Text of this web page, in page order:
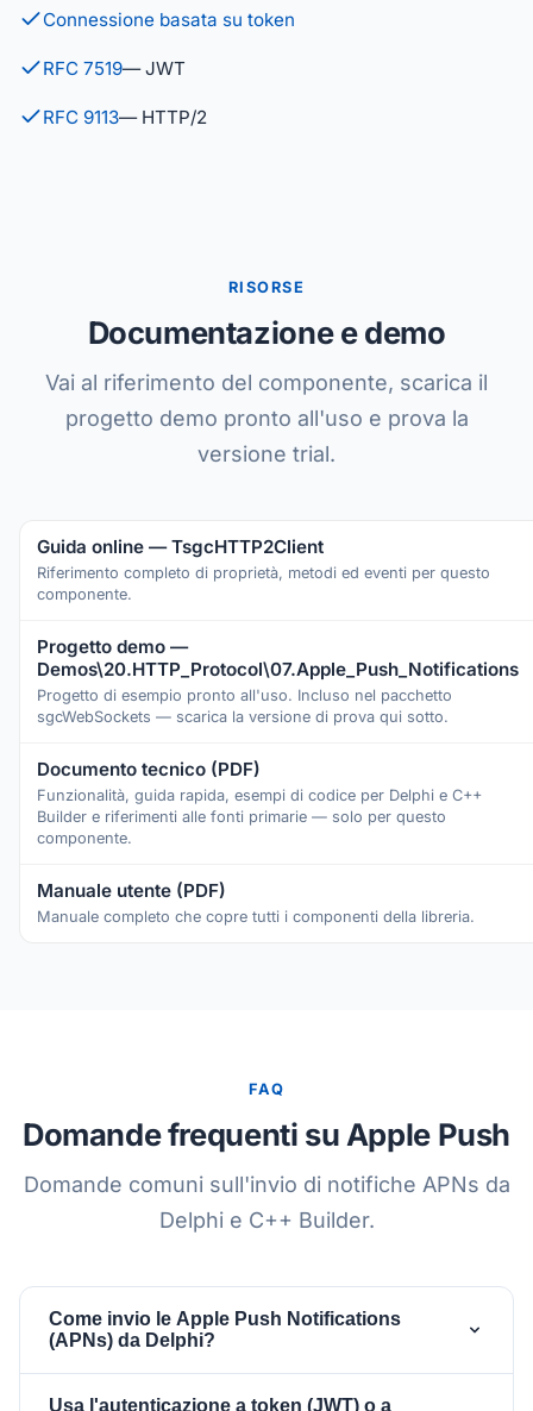
Connessione basata su token
RFC 7519— JWT
RFC 9113— HTTP/2
RISORSE
Documentazione e demo
Vai al riferimento del componente, scarica il
progetto demo pronto all'uso e prova la
versione trial.
Guida online — TsgcHTTP2Client
Riferimento completo di proprietà, metodi ed eventi per questo
componente.
Progetto demo —
Demos\20.HTTP_Protocol\07.Apple_Push_Notifications
Progetto di esempio pronto all'uso. Incluso nel pacchetto
sgcWebSockets — scarica la versione di prova qui sotto.
Documento tecnico (PDF)
Funzionalità, guida rapida, esempi di codice per Delphi e C++
Builder e riferimenti alle fonti primarie — solo per questo
componente.
Manuale utente (PDF)
Manuale completo che copre tutti i componenti della libreria.
FAQ
Domande frequenti su Apple Push
Domande comuni sull'invio di notifiche APNs da
Delphi e C++ Builder.
Come invio le Apple Push Notifications
(APNs) da Delphi?
Usa l'autenticazione a token (JWT) o a